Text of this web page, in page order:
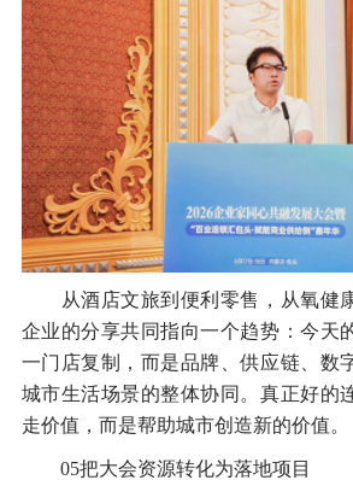
从酒店文旅到便利零售，从氧健
企业的分享共同指向一个趋势：今天
一门店复制，而是品牌、供应链、数
城市生活场景的整体协同。真正好的
走价值，而是帮助城市创造新的价值。
05把大会资源转化为落地项目